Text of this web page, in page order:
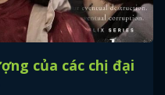
của các chị đại